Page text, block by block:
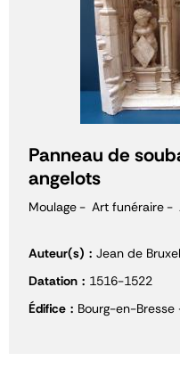
Panneau de
angelots
Moulage Art funéraire
Auteur(s)
Jean de
Datation
1516-1522
Édifice
Bourg-en-